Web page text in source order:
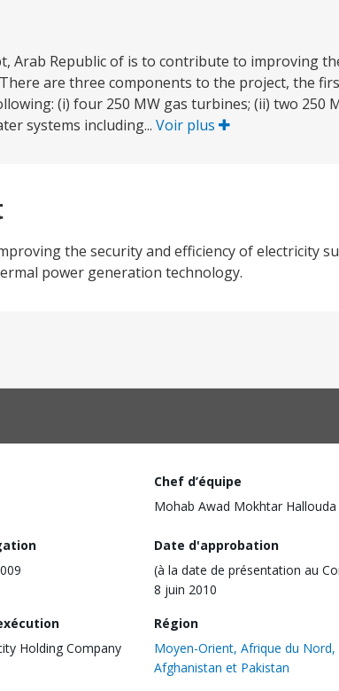
Arab Republic of is to contribute to improving
are three components to the project, the
(i) four 250 MW gas turbines; (ii) two 250
systems including... Voir plus
the security and efficiency of electricity
power generation technology.
Chef d’équipe
Mohab Awad Mokhtar Hallouda
Date d'approbation
(à la date de présentation au
8 juin 2010
Holding Company
Région
Moyen-Orient, Afrique du Nord,
Afghanistan et Pakistan